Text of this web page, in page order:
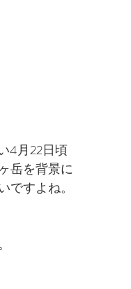
4月22日頃
岳を背景に
すよね。